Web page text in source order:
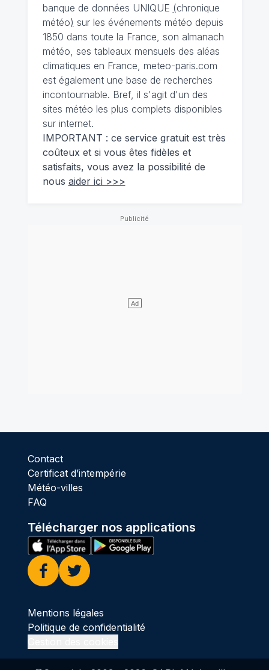
banque de données UNIQUE (chronique
météo) sur les événements météo depuis
1850 dans toute la France, son almanach
météo, ses tableaux mensuels des aléas
climatiques en France, meteo-paris.com
est également une base de recherches
incontournable. Bref, il s'agit d'un des
sites météo les plus complets disponibles
sur internet.
IMPORTANT : ce service gratuit est très
coûteux et si vous êtes fidèles et
satisfaits, vous avez la possibilité de
nous aider ici >>>
Contact
Certificat d’intempérie
Météo-villes
FAQ
Télécharger nos applications
Facebook
Twitter
Mentions légales
Politique de confidentialité